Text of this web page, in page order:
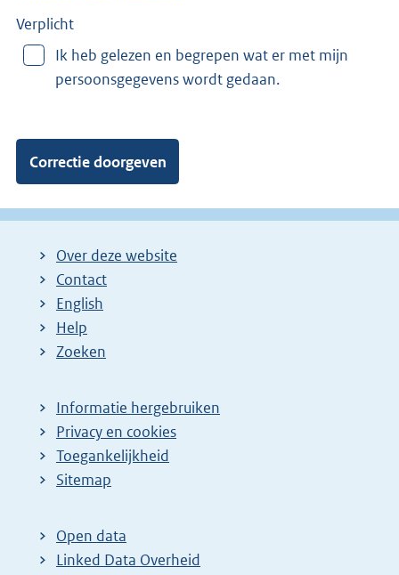
r
n
Verplicht
Ik heb gelezen en begrepen wat er met mijn
persoonsgegevens wordt gedaan.
Over deze website
Contact
English
Help
Zoeken
Informatie hergebruiken
Privacy en cookies
Toegankelijkheid
Sitemap
Open data
Linked Data Overheid